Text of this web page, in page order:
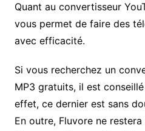
Quant au convertisseur
vous permet de faire des
avec efficacité.
Si vous recherchez un
MP3 gratuits, il est
effet, ce dernier est sans
En outre, Fluvore ne